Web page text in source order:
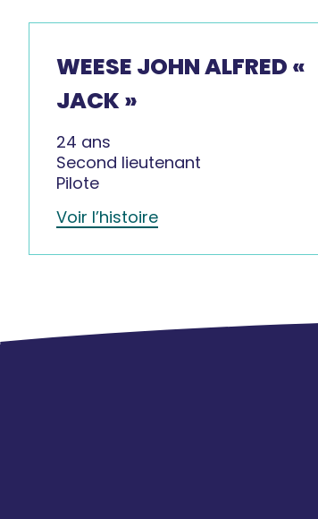
WEESE JOHN ALFRED «
JACK »
24 ans
Second lieutenant
Pilote
Voir l’histoire